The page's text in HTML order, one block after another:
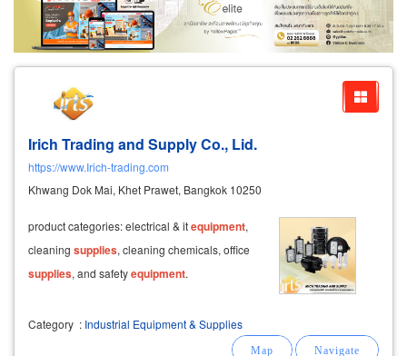
Irich Trading and Supply Co., Lid.
https://www.Irich-trading.com
Khwang Dok Mai, Khet Prawet, Bangkok 10250
product categories: electrical & itequipment,
cleaning supplies, cleaning chemicals, office
supplies, and safetyequipment.
Category : Industrial Equipment & Supplies